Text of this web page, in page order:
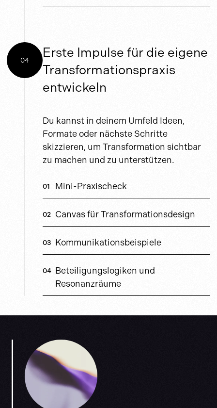
04
Erste Impulse für die eigene
Transformationspraxis
entwickeln
Du kannst in deinem Umfeld Ideen,
Formate oder nächste Schritte
skizzieren, um Transformation sichtbar
zu machen und zu unterstützen.
Mini-Praxischeck
Canvas für Transformationsdesign
Kommunikationsbeispiele
Beteiligungslogiken und
Resonanzräume